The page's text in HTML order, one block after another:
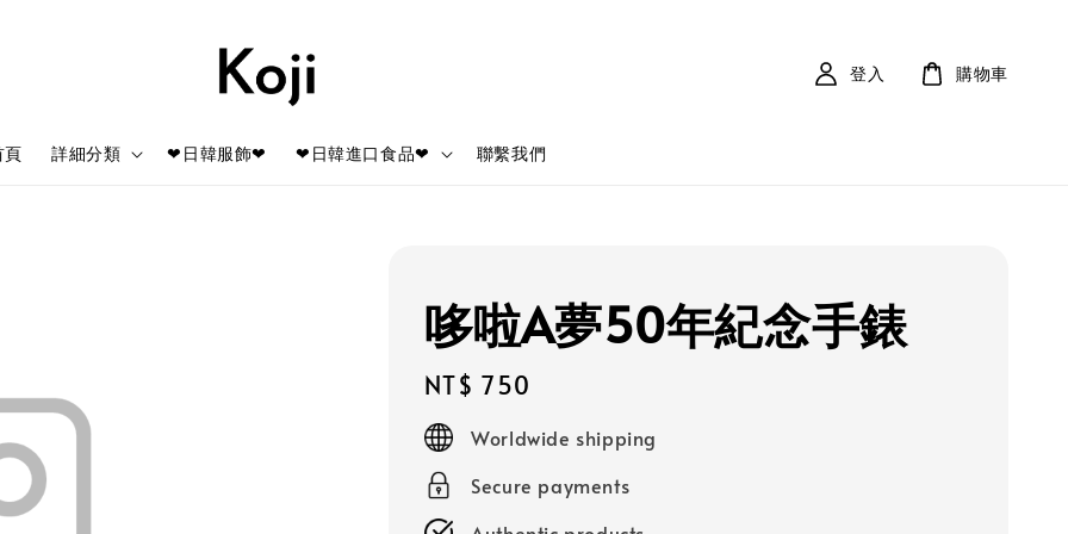
頁 詳細分類 ❤日韓服飾❤ ❤日韓進口食品❤ 聯繫我們
登入 購物車
哆啦A夢50年紀念手錶
Regular
price
NT$ 750
Worldwide shipping
Secure payments